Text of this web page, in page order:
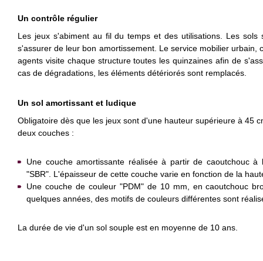
Un contrôle régulier
Les jeux s'abiment au fil du temps et des utilisations. Les sols
s'assurer de leur bon amortissement. Le service mobilier urbain,
agents visite chaque structure toutes les quinzaines afin de
cas de dégradations, les éléments détériorés sont remplacés.
Un sol amortissant et ludique
Obligatoire dès que les jeux sont d'une hauteur supérieure à 45
deux couches :
Une couche amortissante réalisée à partir de caoutchouc
"SBR". L'épaisseur de cette couche varie en fonction de la
Une couche de couleur "PDM" de 10 mm, en caoutchouc
quelques années, des motifs de couleurs différentes sont
La durée de vie d'un sol souple est en moyenne de 10 ans.